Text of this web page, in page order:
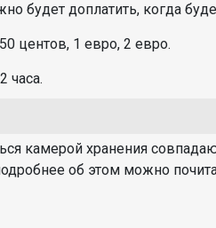
будет доплатить, когда
центов, 1 евро, 2 евро.
часа.
камерой хранения
об этом можно